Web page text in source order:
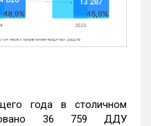
года в столичном
36 759 ДДУ